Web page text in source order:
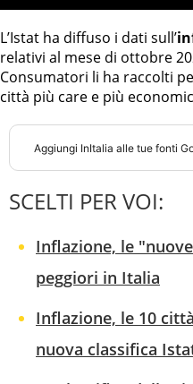
L’Istat ha diffuso i dati sull’
relativi al mese di ottobre
Consumatori li ha raccolti
città più care e più
Aggiungi InItalia alle tue fonti
SCELTI PER VOI:
Inflazione, le
peggiori in Italia
Inflazione, le 10
nuova classifica